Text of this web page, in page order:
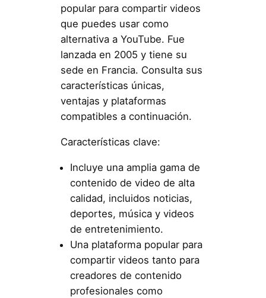
popular para compartir videos
que puedes usar como
alternativa a YouTube. Fue
lanzada en 2005 y tiene su
sede en Francia. Consulta sus
características únicas,
ventajas y plataformas
compatibles a continuación.
Características clave:
Incluye una amplia gama de
contenido de video de alta
calidad, incluidos noticias,
deportes, música y videos
de entretenimiento.
Una plataforma popular para
compartir videos tanto para
creadores de contenido
profesionales como